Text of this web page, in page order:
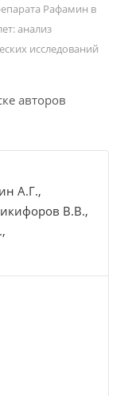
Рафамин в
анализ
исследований
авторов
А.Г.,
В.В.,